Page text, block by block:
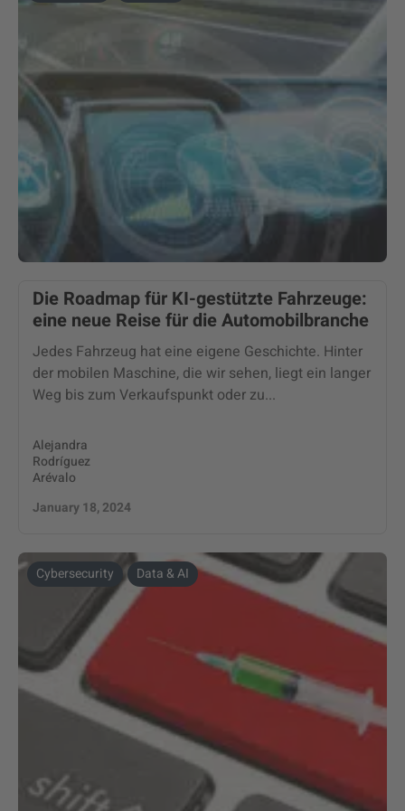
Die Roadmap für KI-gestützte Fahrzeuge:
eine neue Reise für die Automobilbranche
Jedes Fahrzeug hat eine eigene Geschichte. Hinter
der mobilen Maschine, die wir sehen, liegt ein langer
Weg bis zum Verkaufspunkt oder zu...
Alejandra
Rodríguez
Arévalo
January 18, 2024
Cybersecurity Data & AI